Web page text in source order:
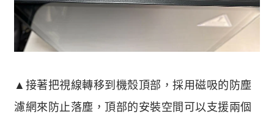
▲接著把視線轉移到機殼頂部，採用磁吸的防塵
濾網來防止落塵，頂部的安裝空間可以支援兩個